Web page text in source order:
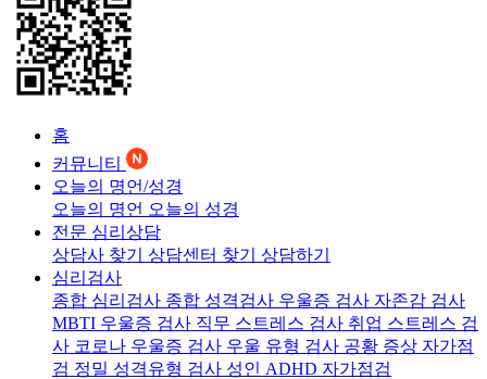
홈
커뮤니티
오늘의 명언/성경
오늘의 명언 오늘의 성경
전문 심리상담
상담사 찾기 상담센터 찾기 상담하기
심리검사
종합 심리검사 종합 성격검사 우울증 검사 자존감 검사
MBTI 우울증 검사 직무 스트레스 검사 취업 스트레스 검
사 코로나 우울증 검사 우울 유형 검사 공황 증상 자가점
검 정밀 성격유형 검사 성인 ADHD 자가점검